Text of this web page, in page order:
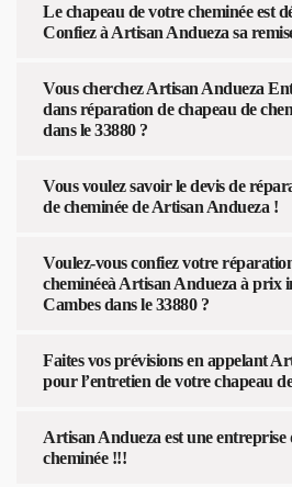
Le chapeau de votre cheminée est
Confiez à Artisan Andueza sa
Vous cherchez Artisan Andueza
dans réparation de chapeau de
dans le 33880 ?
Vous voulez savoir le devis de
de cheminée de Artisan Andueza !
Voulez-vous confiez votre
cheminéeà Artisan Andueza à prix
Cambes dans le 33880 ?
Faites vos prévisions en appelant
pour l’entretien de votre chapeau
Artisan Andueza est une entreprise
cheminée !!!